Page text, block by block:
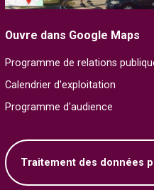
Ouvre dans Google Maps
Programme de relations
Calendrier d'exploitation
Programme d'audience
Traitement des données